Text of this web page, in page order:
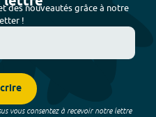
des nouveautés grâce à notre
!
vous consentez à recevoir notre lettre